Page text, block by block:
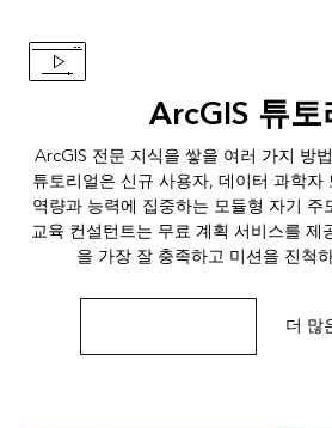
ArcGIS 튜
ArcGIS 전문 지식을 쌓을 여러 가지 방
튜토리얼은 신규 사용자, 데이터 과학자
역량과 능력에 집중하는 모듈형 자기 주
교육 컨설턴트는 무료 계획 서비스를
을 가장 잘 충족하고 미션을 진척
더 많